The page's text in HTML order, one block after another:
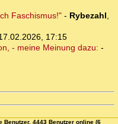
Faschismus!"- Rybezahl,
17:15
- meine Meinung dazu: -
4443 Benutzer online (6